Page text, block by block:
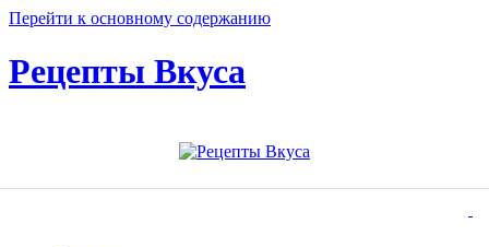
Перейти к основному содержанию
Рецепты Вкуса